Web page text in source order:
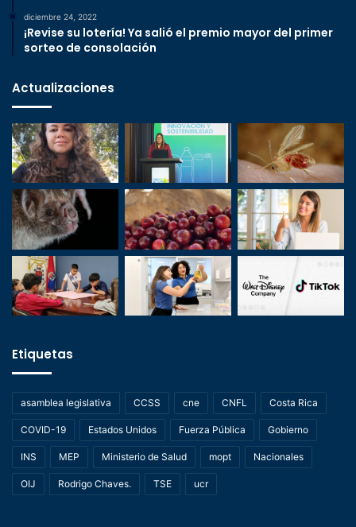
diciembre 24, 2022
¡Revise su lotería! Ya salió el premio mayor del primer
sorteo de consolación
Actualizaciones
Etiquetas
asamblea legislativa CCSS cne CNFL Costa Rica
COVID-19 Estados Unidos Fuerza Pública Gobierno
INS MEP Ministerio de Salud mopt Nacionales
OIJ Rodrigo Chaves. TSE ucr